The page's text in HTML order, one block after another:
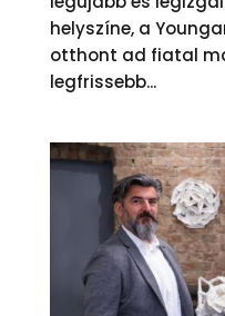
helyszíne, a
otthont ad fiatal
legfrissebb...